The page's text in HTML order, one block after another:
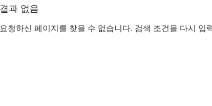
결과 없음
요청하신 페이지를 찾을 수 없습니다. 검색 조건을 다시